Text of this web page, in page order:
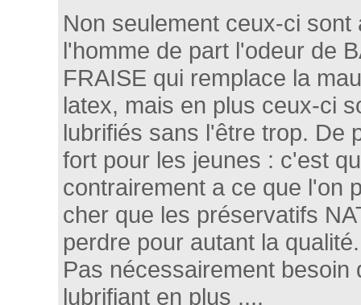
Non seulement ceux-ci sont
l'homme de part l'odeur de
FRAISE qui remplace la
latex, mais en plus ceux-ci
lubrifiés sans l'être trop. De
fort pour les jeunes : c'est
contrairement a ce que l'on
cher que les préservatifs
perdre pour autant la qualité.
Pas nécessairement besoin
lubrifiant en plus ....